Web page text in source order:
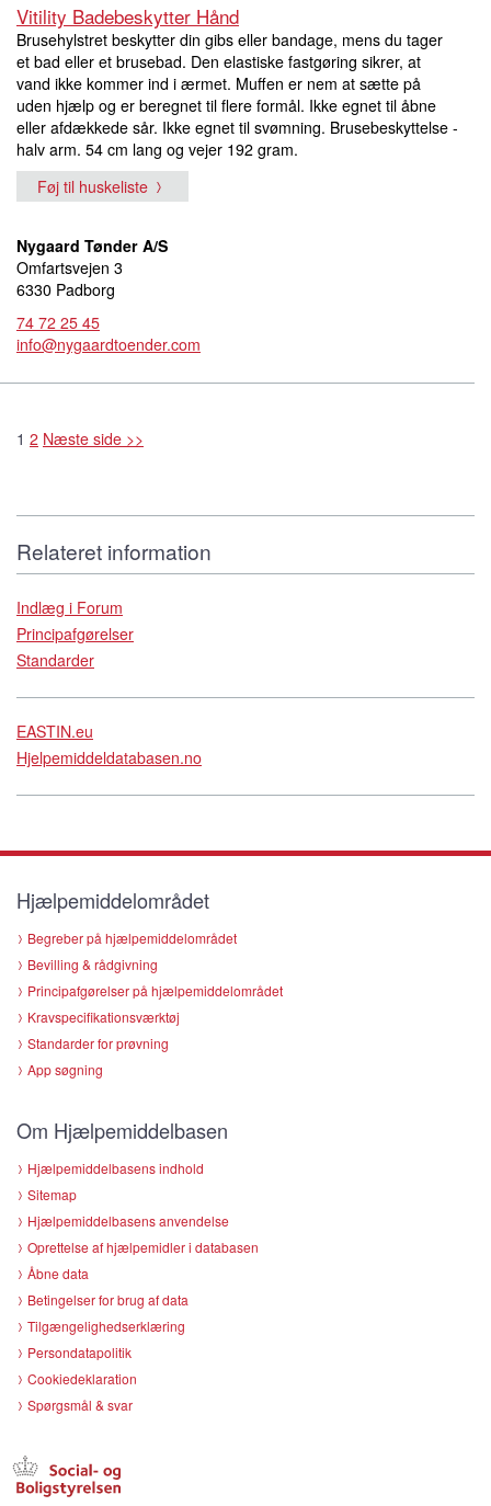
Vitility Badebeskytter Hånd
Brusehylstret beskytter din gibs eller bandage, mens du tager
et bad eller et brusebad. Den elastiske fastgøring sikrer, at
vand ikke kommer ind i ærmet. Muffen er nem at sætte på
uden hjælp og er beregnet til flere formål. Ikke egnet til åbne
eller afdækkede sår. Ikke egnet til svømning. Brusebeskyttelse -
halv arm. 54 cm lang og vejer 192 gram.
Føj til huskeliste
Nygaard Tønder A/S
Omfartsvejen 3
6330 Padborg
74 72 25 45
info@nygaardtoender.com
1 2 Næste side >>
Relateret information
Indlæg i Forum
Principafgørelser
Standarder
EASTIN.eu
Hjelpemiddeldatabasen.no
Hjælpemiddelområdet
Begreber på hjælpemiddelområdet
Bevilling & rådgivning
Principafgørelser på hjælpemiddelområdet
Kravspecifikationsværktøj
Standarder for prøvning
App søgning
Om Hjælpemiddelbasen
Hjælpemiddelbasens indhold
Sitemap
Hjælpemiddelbasens anvendelse
Oprettelse af hjælpemidler i databasen
Åbne data
Betingelser for brug af data
Tilgængelighedserklæring
Persondatapolitik
Cookiedeklaration
Spørgsmål & svar